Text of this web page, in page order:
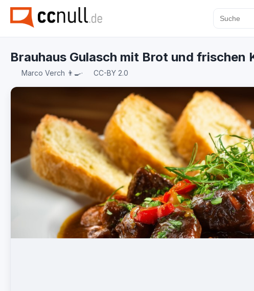
Brauhaus Gulasch mit Brot und frischen
Marco Verch 👨‍🍳· CC-BY 2.0